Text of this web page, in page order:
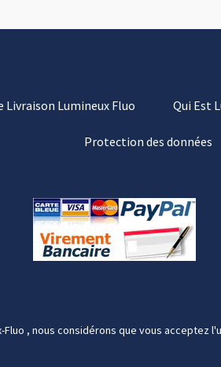
Livraison Lumineux Fluo Qui Est
Protection des données
, nous considérons que vous acceptez